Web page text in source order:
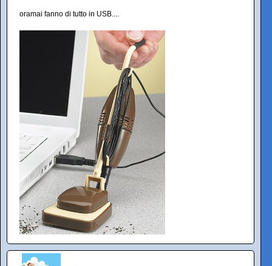
oramai fanno di tutto in USB....